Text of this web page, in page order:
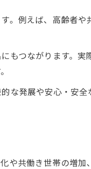
。例えば、高齢者や
もつながります。実
な発展や安心・安全
や共働き世帯の増加